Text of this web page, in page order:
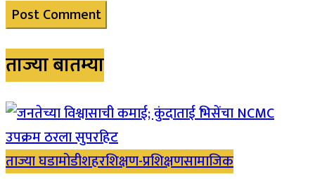
ताज्या बातम्या
ताज्या घडामोडीशहरशिक्षण-प्रशिक्षणसामाजिक